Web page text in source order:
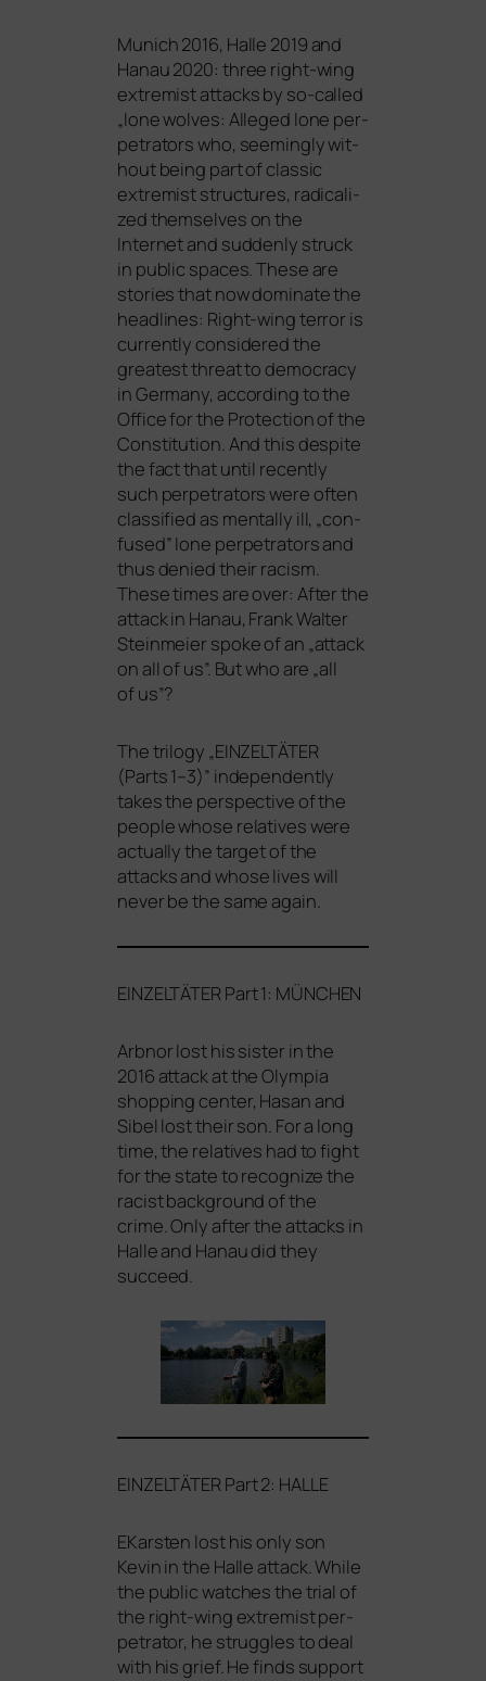
Munich 2016, Halle 2019 and
Hanau 2020: three right-wing
extre­mist attacks by so-cal­led
„lone wol­ves: Alleged lone per­
pe­tra­tors who, see­mingly wit­
hout being part of clas­sic
extre­mist struc­tures, radi­cal­i­
zed them­sel­ves on the
Internet and sud­den­ly struck
in public spaces. These are
sto­ries that now domi­na­te the
head­lines: Right-wing ter­ror is
curr­ent­ly con­side­red the
grea­test thre­at to demo­cra­cy
in Germany, accor­ding to the
Office for the Protection of the
Constitution. And this despi­te
the fact that until recent­ly
such per­pe­tra­tors were often
clas­si­fied as men­tal­ly ill, „con­
fu­sed” lone per­pe­tra­tors and
thus denied their racism.
These times are over: After the
attack in Hanau, Frank Walter
Steinmeier spo­ke of an „attack
on all of us”. But who are „all
of us”?
The tri­lo­gy „EINZELTÄTER
(Parts 1–3)” inde­pendent­ly
takes the per­spec­ti­ve of the
peo­p­le who­se rela­ti­ves were
actual­ly the tar­get of the
attacks and who­se lives will
never be the same again.
EINZELTÄTERPart 1: MÜNCHEN
Arbnor lost his sis­ter in the
2016 attack at the Olympia
shop­ping cen­ter, Hasan and
Sibel lost their son. For a long
time, the rela­ti­ves had to fight
for the sta­te to reco­gni­ze the
racist back­ground of the
crime. Only after the attacks in
Halle and Hanau did they
succeed.
EINZELTÄTERPart 2: HALLE
EKarsten lost his only son
Kevin in the Halle attack. While
the public wat­ches the tri­al of
the right-wing extre­mist per­
pe­tra­tor, he strug­gles to deal
with his grief. He finds sup­port